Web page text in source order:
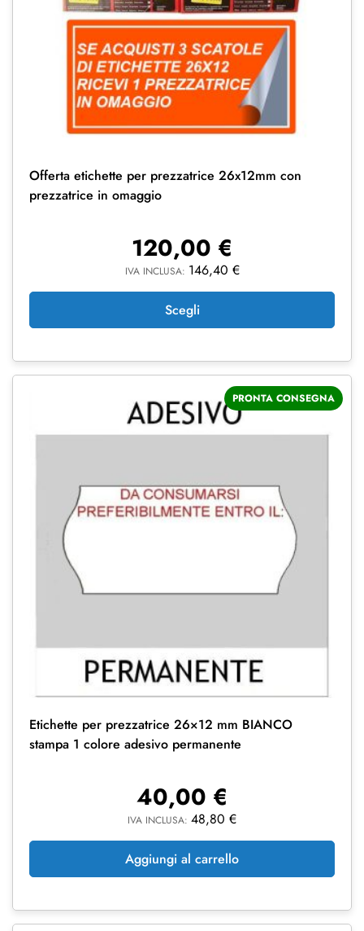
Offerta etichette per prezzatrice 26x12mm con
prezzatrice in omaggio
120,00 €
IVA INCLUSA: 146,40 €
Scegli
PRONTA CONSEGNA
Etichette per prezzatrice 26×12 mm BIANCO
stampa 1 colore adesivo permanente
40,00 €
IVA INCLUSA: 48,80 €
Aggiungi al carrello